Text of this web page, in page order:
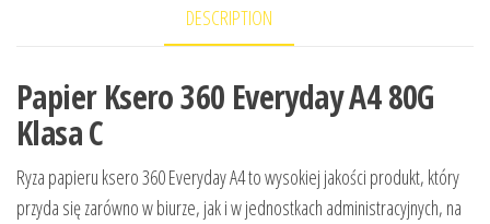
DESCRIPTION
Papier Ksero 360 Everyday A4 80G
Klasa C
Ryza papieru ksero 360 Everyday A4 to wysokiej jakości produkt, który
przyda się zarówno w biurze, jak i w jednostkach administracyjnych, na